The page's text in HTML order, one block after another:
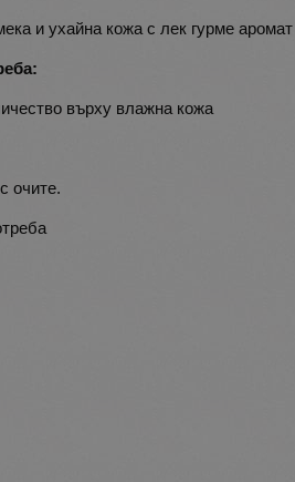
и ухайна кожа с лек гурме
върху влажна кожа
очите.